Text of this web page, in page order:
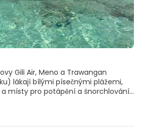
Gili Air, Meno a Trawangan
lákají bílými písečnými plážemi,
místy pro potápění a šnorchlování.
baťůžkáři a
z letiště Lombok: transfer na Gili